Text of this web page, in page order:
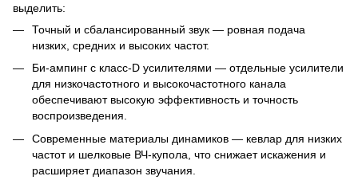
выделить:
Точный и сбалансированный звук — ровная подача
низких, средних и высоких частот.
Би-ампинг с класс-D усилителями — отдельные усилители
для низкочастотного и высокочастотного канала
обеспечивают высокую эффективность и точность
воспроизведения.
Современные материалы динамиков — кевлар для низких
частот и шелковые ВЧ-купола, что снижает искажения и
расширяет диапазон звучания.